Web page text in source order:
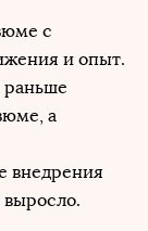
с
и опыт.
раньше
а
внедрения
выросло.